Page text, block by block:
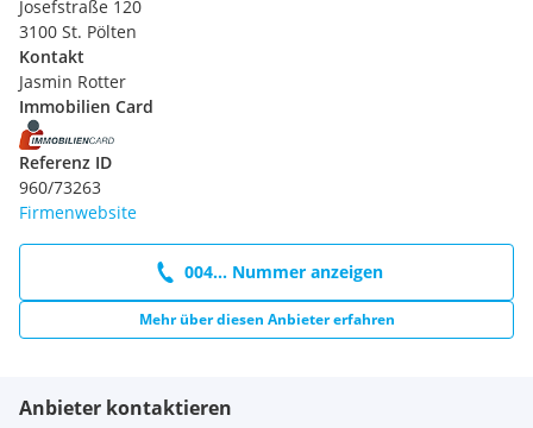
Josefstraße 120
3100 St. Pölten
Kontakt
Jasmin Rotter
Immobilien Card
Referenz ID
960/73263
Firmenwebsite
004... Nummer anzeigen
Mehr über diesen Anbieter erfahren
Anbieter kontaktieren